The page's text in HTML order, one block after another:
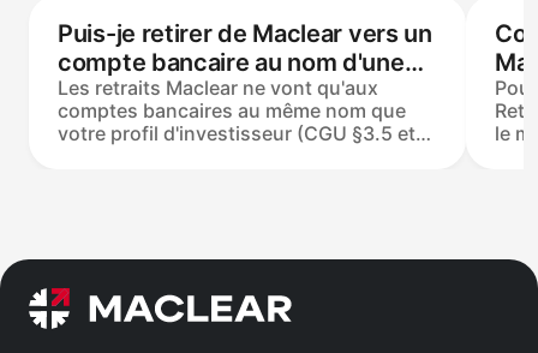
Puis-je retirer de Maclear vers un
compte bancaire au nom d'une
autre personne ?
Les retraits Maclear ne vont qu'aux
comptes bancaires au même nom que
votre profil d'investisseur (CGU §3.5 et
pièce d'identité mise à jour au support
avant de retirer.
et
le